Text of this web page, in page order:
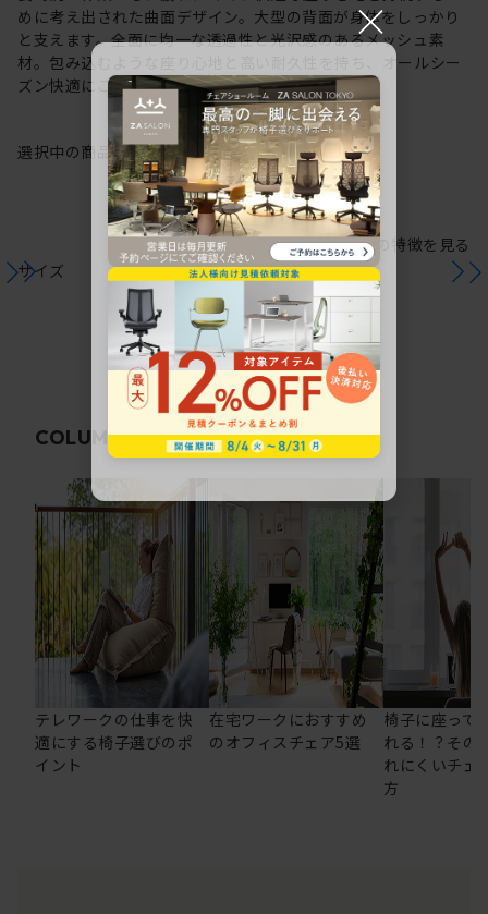
めに考え出された曲面デザイン。大型の背面が身体をしっかり
と支えます。全面に均一な透過性と光沢感のあるメッシュ素
材。包み込むような座り心地と高い耐久性を持ち、オールシー
ズン快適にご使用いただけます。
選択中の商品情報保証注意事項
サイズ
シリーズの特徴を見る
COLUMN関連コラム
テレワークの仕事を快
適にする椅子選びのポ
イント
在宅ワークにおすすめ
のオフィスチェア5選
椅子に座って
れる！？その
れにくいチェ
方
×